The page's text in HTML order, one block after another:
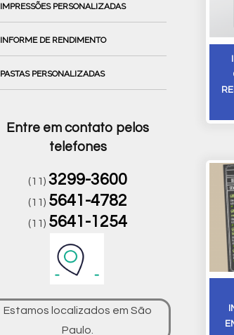
IMPRESSÕES PERSONALIZADAS
INFORME DE RENDIMENTO
PASTAS PERSONALIZADAS
Entre em contato pelos
telefones
(11)3299-3600
(11) 5641-4782
(11) 5641-1254
Estamos localizados em São
Paulo.